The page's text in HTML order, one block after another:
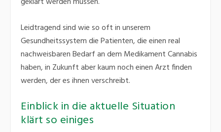
Leidtragend sind wie so oft in unserem
Gesundheitssystem die Patienten, die einen real
nachweisbaren Bedarf an dem Medikament Cannabis
haben, in Zukunft aber kaum noch einen Arzt finden
werden, der es ihnen verschreibt.
Einblick in die aktuelle Situation
klärt so einiges